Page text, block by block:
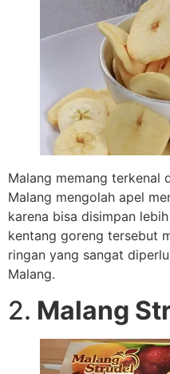
Malang memang terkenal
Malang mengolah apel
karena bisa disimpan
kentang goreng tersebut
ringan yang sangat
Malang.
2. Malang